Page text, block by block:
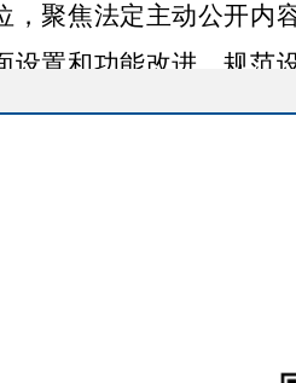
，聚焦法定主动公开内
设置和功能改进，规范
利益、重大民生专栏，
息管理，实现集成发布